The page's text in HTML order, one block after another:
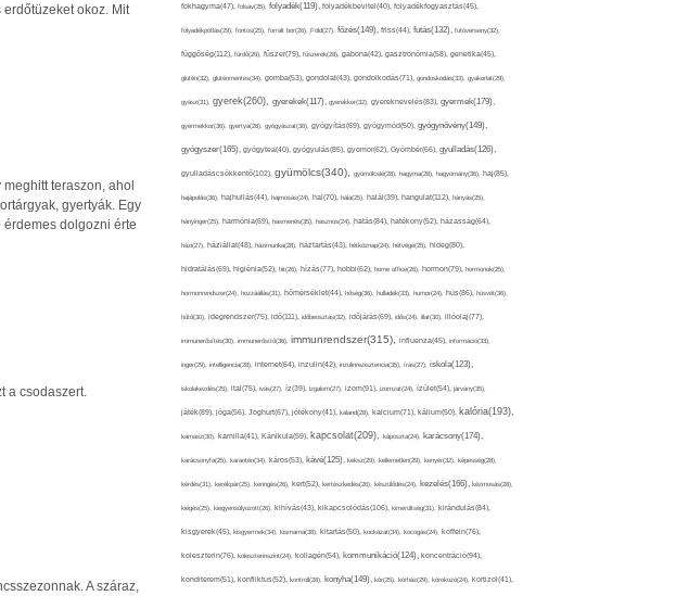
okoz. Mit
teraszon, ahol
gyertyák. Egy
érdemes dolgozni érte
a csodaszert.
A száraz,
fokhagyma(47), folsav(25), folyadék(119), folyadékbevitel(40), folyadékfogyasztás(45),
folyadékpótlás(29), fontos(25), forralt bor(26), Föld(27), főzés(149), friss(44), futás(132), futóverseny(32),
függőség(112), fürdő(26), fűszer(79), fűszerek(28), gabona(42), gasztronómia(58), genetika(45),
glutén(32), gluténmentes(34), gomba(53), gondolat(43), gondolkodás(71), gondoskodás(33), gyakorlat(29),
gyász(31), gyerek(260), gyerekek(117), gyerekkor(32), gyereknevelés(83), gyermek(179),
gyermekkor(36), gyertya(28), gyógyászat(36), gyógyítás(69), gyógymód(50), gyógynövény(149),
gyógyszer(165), gyógytea(40), gyógyulás(85), gyomor(62), Gyömbér(66), gyulladás(126),
gyulladáscsökkentő(102), gyümölcs(340), gyümölcslé(28), hagyma(28), hagyomány(36), haj(85),
hajápolás(36), hajhullás(44), hajmosás(24), hal(70), hála(25), halál(39), hangulat(112), hányás(25),
hányinger(25), harmónia(69), hasmenés(35), hasznos(24), hatás(84), hatékony(52), házasság(64),
házi(27), háziállat(48), házimunka(28), háztartás(43), hétköznap(24), hétvége(25), hideg(80),
hidratálás(69), higiénia(52), hit(26), hízás(77), hobbi(62), home office(26), hormon(79), hormonok(25),
hormonrendszer(24), hozzáállás(31), hőmérséklet(44), hőség(36), hulladék(33), humor(24), hús(86), húsvét(36),
hűtő(30), idegrendszer(75), idő(111), időbeosztás(32), időjárás(69), idős(24), illat(30), illóolaj(77),
immunerősítés(30), immunerősítő(36), immunrendszer(315), influenza(45), információ(33),
inger(29), intelligencia(28), internet(64), inzulin(42), inzulinrezisztencia(35), írás(27), iskola(123),
iskolakezdés(25), ital(75), ivás(27), íz(39), izgalom(27), izom(91), izomzat(24), ízület(54), járvány(35),
játék(89), jóga(56), Joghurt(67), jótékony(41), kaland(28), kalcium(71), kálium(50), kalória(193),
kamasz(30), kamilla(41), Kánikula(59), kapcsolat(209), káposzta(24), karácsony(174),
karácsonyfa(25), karantén(34), káros(53), kávé(125), keksz(29), kellemetlen(29), kenyér(32), képesség(28),
kérdés(31), kerékpár(25), keringés(26), kert(52), kertészkedés(26), készülődés(24), kezelés(166), kézmosás(28),
kiégés(25), kiegyensúlyozott(26), kihívás(43), kikapcsolódás(106), kimerültség(31), kirándulás(84),
kisgyerek(45), kisgyermek(34), kismama(38), kitartás(50), kockázat(34), kocogás(24), koffein(76),
koleszterin(76), koleszterinszint(24), kollagén(54), kommunikáció(124), koncentráció(94),
konditerem(51), konfliktus(52), kontroll(28), konyha(149), kór(25), kórház(29), kórokozó(24), kortizol(41),